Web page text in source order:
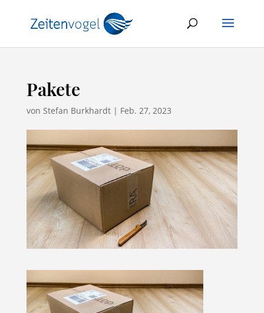
Pakete
von Stefan Burkhardt| Feb. 27, 2023